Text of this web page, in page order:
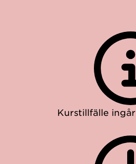
Kurstillfälle